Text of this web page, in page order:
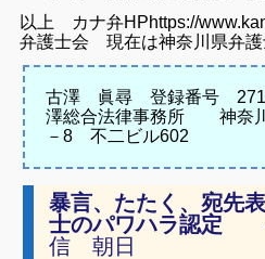
以上 カナ弁HPhttps://
弁護士会 現在は神奈川県弁護
古澤 眞尋 登録番号
澤総合法律事務所神奈
－8 不二ビル602
暴言、たたく、宛先
士のパワハラ認
信 朝日